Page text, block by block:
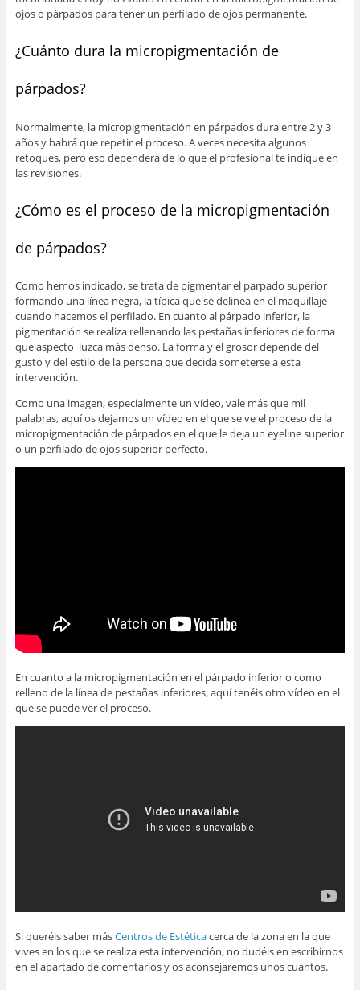
ojos o párpados para tener un perfilado de ojos permanente.
¿Cuánto dura la micropigmentación de
párpados?
Normalmente, la micropigmentación en párpados dura entre 2 y 3
años y habrá que repetir el proceso. A veces necesita algunos
retoques, pero eso dependerá de lo que el profesional te indique en
las revisiones.
¿Cómo es el proceso de la micropigmentación
de párpados?
Como hemos indicado, se trata de pigmentar el parpado superior
formando una línea negra, la típica que se delinea en el maquillaje
cuando hacemos el perfilado. En cuanto al párpado inferior, la
pigmentación se realiza rellenando las pestañas inferiores de forma
que aspecto luzca más denso. La forma y el grosor depende del
gusto y del estilo de la persona que decida someterse a esta
intervención.
Como una imagen, especialmente un vídeo, vale más que mil
palabras, aquí os dejamos un vídeo en el que se ve el proceso de la
micropigmentación de párpados en el que le deja un eyeline superior
o un perfilado de ojos superior perfecto.
En cuanto a la micropigmentación en el párpado inferior o como
relleno de la línea de pestañas inferiores, aquí tenéis otro vídeo en el
que se puede ver el proceso.
Si queréis saber másCentros de Estéticacerca de la zona en la que
vives en los que se realiza esta intervención, no dudéis en escribirnos
en el apartado de comentarios y os aconsejaremos unos cuantos.